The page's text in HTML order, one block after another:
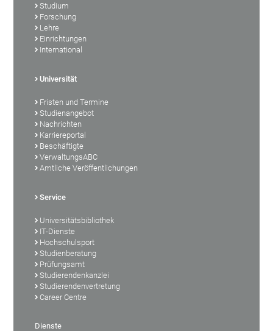
Studium
Forschung
Lehre
Einrichtungen
International
Universität
Fristen und Termine
Studienangebot
Nachrichten
Karriereportal
Beschäftigte
VerwaltungsABC
Amtliche Veröffentlichungen
Service
Universitätsbibliothek
IT-Dienste
Hochschulsport
Studienberatung
Prüfungsamt
Studierendenkanzlei
Studierendenvertretung
Career Centre
Dienste